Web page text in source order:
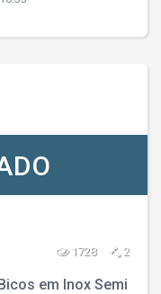
1728 2
em Inox Semi